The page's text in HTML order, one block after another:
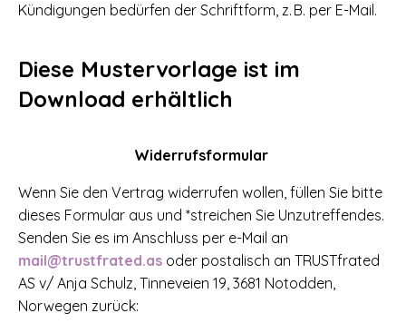
Kündigungen bedürfen der Schriftform, z. B. per E-Mail.
Diese Mustervorlage ist im
Download erhältlich
Widerrufsformular
Wenn Sie den Vertrag widerrufen wollen, füllen Sie bitte
dieses Formular aus und *streichen Sie Unzutreffendes.
Senden Sie es im Anschluss per e-Mail an
mail@trustfrated.as oder postalisch an TRUSTfrated
AS v/ Anja Schulz, Tinneveien 19, 3681 Notodden,
Norwegen zurück: